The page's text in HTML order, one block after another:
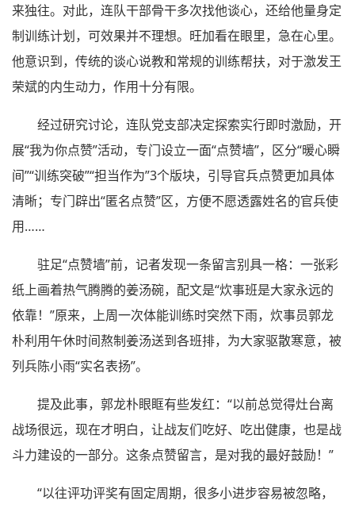
来独往。对此，连队干部骨干多次找他谈心，还给他量身定
制训练计划，可效果并不理想。旺加看在眼里，急在心里。
他意识到，传统的谈心说教和常规的训练帮扶，对于激发王
荣斌的内生动力，作用十分有限。
经过研究讨论，连队党支部决定探索实行即时激励，开
展“我为你点赞”活动，专门设立一面“点赞墙”，区分“暖心瞬
间”“训练突破”“担当作为”3个版块，引导官兵点赞更加具体
清晰；专门辟出“匿名点赞”区，方便不愿透露姓名的官兵使
用……
驻足“点赞墙”前，记者发现一条留言别具一格：一张彩
纸上画着热气腾腾的姜汤碗，配文是“炊事班是大家永远的
依靠！”原来，上周一次体能训练时突然下雨，炊事员郭龙
朴利用午休时间熬制姜汤送到各班排，为大家驱散寒意，被
列兵陈小雨“实名表扬”。
提及此事，郭龙朴眼眶有些发红：“以前总觉得灶台离
战场很远，现在才明白，让战友们吃好、吃出健康，也是战
斗力建设的一部分。这条点赞留言，是对我的最好鼓励！”
“以往评功评奖有固定周期，很多小进步容易被忽略，